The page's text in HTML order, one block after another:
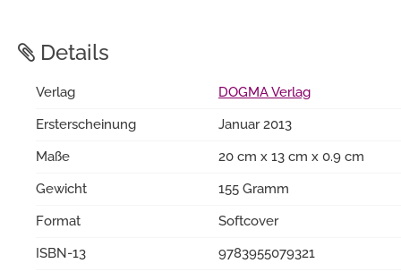
Details
Verlag
DOGMA Verlag
Ersterscheinung
Januar 2013
Maße
20 cm x 13 cm x 0.9 cm
Gewicht
155 Gramm
Format
Softcover
ISBN-13
9783955079321